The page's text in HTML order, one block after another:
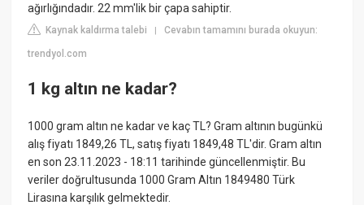
ağırlığındadır. 22 mm'lik bir çapa sahiptir.
Kaynak kaldırma talebi |Cevabın tamamını burada okuyun:
trendyol.com
1 kg altın ne kadar?
1000 gram altın ne kadar ve kaç TL? Gram altının bugünkü
alış fiyatı 1849,26 TL, satış fiyatı 1849,48 TL'dir. Gram altın
en son 23.11.2023 - 18:11 tarihinde güncellenmiştir. Bu
veriler doğrultusunda 1000 Gram Altın 1849480 Türk
Lirasına karşılık gelmektedir.